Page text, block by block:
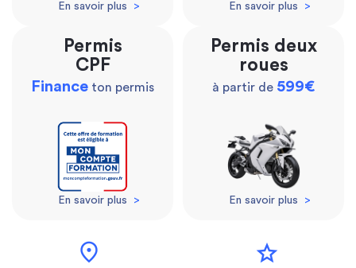
En savoir plus > En savoir plus >
Permis
CPF
Finance ton permis
En savoir plus >
Permis deux
roues
à partir de 599€
En savoir plus >
location_on star